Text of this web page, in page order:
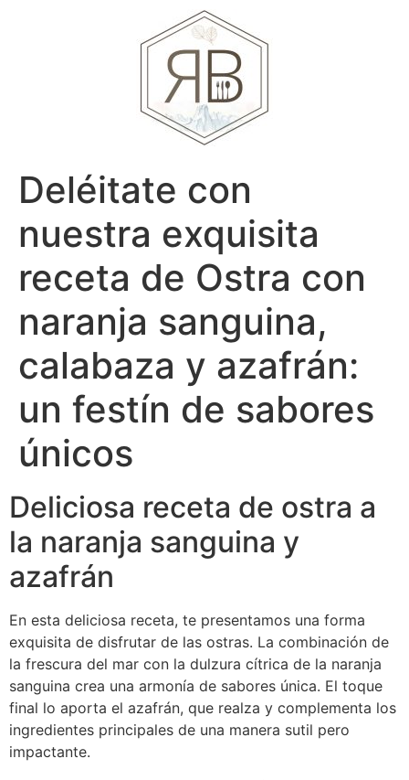
Deléitate con
nuestra exquisita
receta de Ostra con
naranja sanguina,
calabaza y azafrán:
un festín de sabores
únicos
Deliciosa receta de ostra a
la naranja sanguina y
azafrán
En esta deliciosa receta, te presentamos una forma
exquisita de disfrutar de las ostras. La combinación de
la frescura del mar con la dulzura cítrica de la naranja
sanguina crea una armonía de sabores única. El toque
final lo aporta el azafrán, que realza y complementa los
ingredientes principales de una manera sutil pero
impactante.